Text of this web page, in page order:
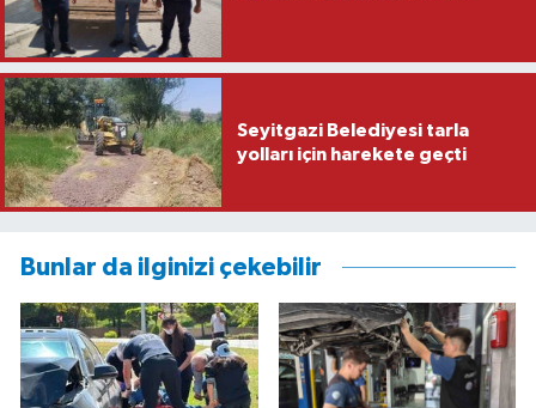
Seyitgazi Belediyesi tarla
yolları için harekete geçti
Bunlar da ilginizi çekebilir